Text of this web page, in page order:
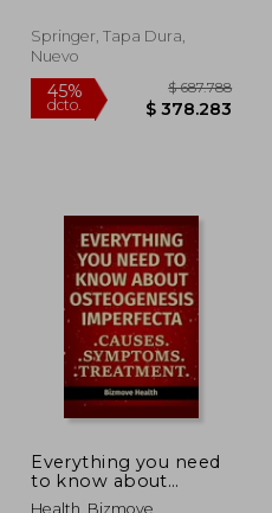
45%
Phenomenon
(Springerbriefs in
Biology)
Springer, Tapa Dura,
Nuevo
Everything you need
to know about
Osteogenesis
Health, Bizmove